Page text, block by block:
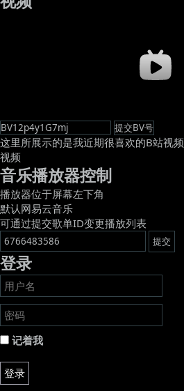
这里所展示的是我近期很喜欢的B站视
视频
音乐播放器控制
播放器位于屏幕左下角
默认网易云音乐
可通过提交歌单ID变更播放列表
登录
记着我
登录